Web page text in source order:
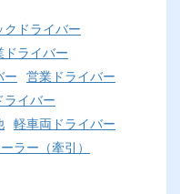
クドライバー
ドライバー
ー 営業ドライバー
ライバー
軽車両ドライバー
ラー（牽引）